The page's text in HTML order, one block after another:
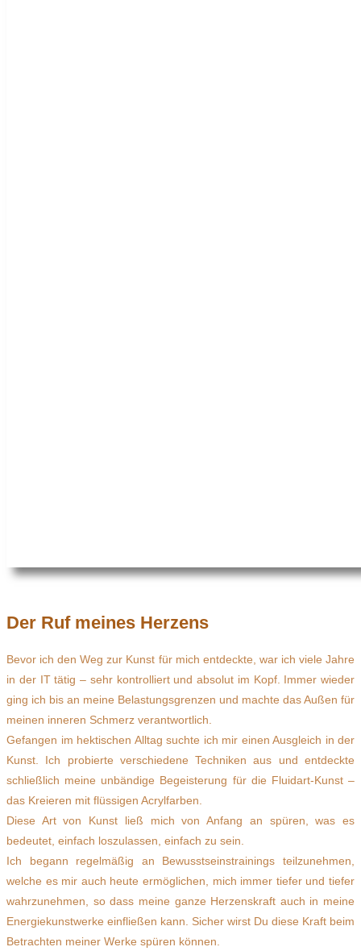
Der Ruf meines Herzens
Bevor ich den Weg zur Kunst für mich entdeckte, war ich viele Jahre
in der IT tätig – sehr kontrolliert und absolut im Kopf. Immer wieder
ging ich bis an meine Belastungsgrenzen und machte das Außen für
meinen inneren Schmerz verantwortlich.
Gefangen im hektischen Alltag suchte ich mir einen Ausgleich in der
Kunst. Ich probierte verschiedene Techniken aus und entdeckte
schließlich meine unbändige Begeisterung für die Fluidart-Kunst –
das Kreieren mit flüssigen Acrylfarben.
Diese Art von Kunst ließ mich von Anfang an spüren, was es
bedeutet, einfach loszulassen, einfach zu sein.
Ich begann regelmäßig an Bewusstseinstrainings teilzunehmen,
welche es mir auch heute ermöglichen, mich immer tiefer und tiefer
wahrzunehmen, so dass meine ganze Herzenskraft auch in meine
Energiekunstwerke einfließen kann. Sicher wirst Du diese Kraft beim
Betrachten meiner Werke spüren können.